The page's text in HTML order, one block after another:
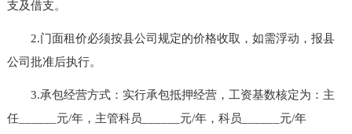
支及借支。
2.门面租价必须按县公司规定的价格收取，如需浮动，报县
公司批准后执行。
3.承包经营方式：实行承包抵押经营，工资基数核定为：主
任______元/年，主管科员______元/年，科员______元/年